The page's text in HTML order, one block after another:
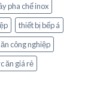
pha chế inox
thiết bị bếp á
công nghiệp
ăn giá rẻ